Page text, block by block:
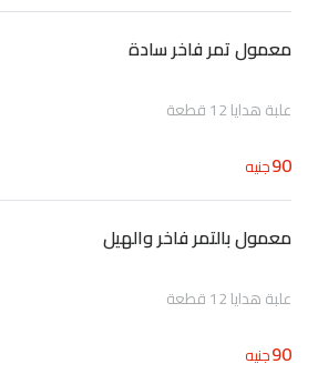
معمول تمر فاخر سادة
علبة هدايا 12 قطعة
90جنيه
معمول بالتمر فاخر والهيل
علبة هدايا 12 قطعة
90جنيه